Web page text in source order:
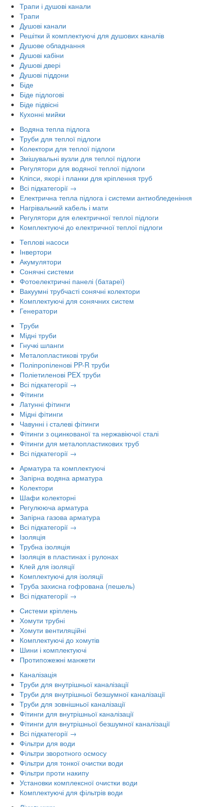
Трапи і душові канали
Трапи
Душові канали
Решітки й комплектуючі для душових каналів
Душове обладнання
Душові кабіни
Душові двері
Душові піддони
Біде
Біде підлогові
Біде підвісні
Кухонні мийки
Водяна тепла підлога
Труби для теплої підлоги
Колектори для теплої підлоги
Змішувальні вузли для теплої підлоги
Регулятори для водяної теплої підлоги
Кліпси, якорі і планки для кріплення труб
Всі підкатегорії →
Електрична тепла підлога і системи антиобледеніння
Нагрівальний кабель і мати
Регулятори для електричної теплої підлоги
Комплектуючі до електричної теплої підлоги
Теплові насоси
Інвертори
Акумулятори
Сонячні системи
Фотоелектричні панелі (батареї)
Вакуумні трубчасті сонячні колектори
Комплектуючі для сонячних систем
Генератори
Труби
Мідні труби
Гнучкі шланги
Металопластикові труби
Поліпропіленові PP-R труби
Поліетиленові PEX труби
Всі підкатегорії →
Фітинги
Латунні фітинги
Мідні фітинги
Чавунні і сталеві фітинги
Фітинги з оцинкованої та нержавіючої сталі
Фітинги для металопластикових труб
Всі підкатегорії →
Арматура та комплектуючі
Запірна водяна арматура
Колектори
Шафи колекторні
Регулююча арматура
Запірна газова арматура
Всі підкатегорії →
Ізоляція
Трубна ізоляція
Ізоляція в пластинах і рулонах
Клей для ізоляції
Комплектуючі для ізоляції
Труба захисна гофрована (пешель)
Всі підкатегорії →
Системи кріплень
Хомути трубні
Хомути вентиляційні
Комплектуючі до хомутів
Шини і комплектуючі
Протипожежні манжети
Каналізація
Труби для внутрішньої каналізації
Труби для внутрішньої безшумної каналізації
Труби для зовнішньої каналізації
Фітинги для внутрішньої каналізації
Фітинги для внутрішньої безшумної каналізації
Всі підкатегорії →
Фільтри для води
Фільтри зворотного осмосу
Фільтри для тонкої очистки води
Фільтри проти накипу
Установки комплексної очистки води
Комплектуючі для фільтрів води